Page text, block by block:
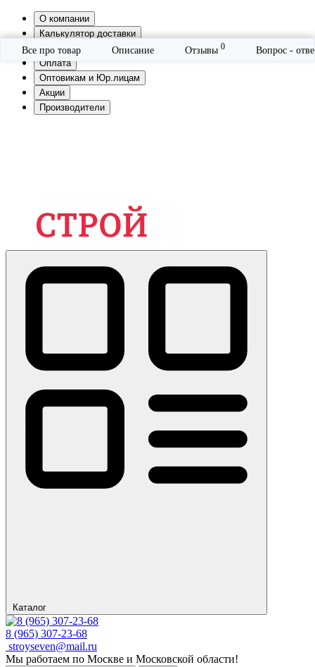
О компании
Калькулятор доставки
Контакты
Оплата
Оптовикам и Юр.лицам
Акции
Производители
Каталог
8 (965) 307-23-68
stroyseven@mail.ru
Мы работаем по Москве и Московской области!
Все про товар Описание Отзывы 0 Вопрос -